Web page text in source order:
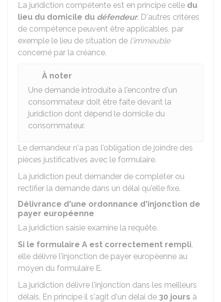
La juridiction compétente est en principe celle du
lieu du domicile du défendeur. D'autres critères
de compétence peuvent être applicables, par
exemple le lieu de situation de l'immeuble
concerné par la créance.
À noter
Une demande introduite à l'encontre d'un
consommateur doit être faite devant la
juridiction dont dépend le domicile du
consommateur.
Le demandeur n'a pas l'obligation de joindre des
pièces justificatives avec le formulaire.
La juridiction peut demander de compléter ou
rectifier la demande dans un délai qu'elle fixe.
Délivrance d'une ordonnance d'injonction de
payer européenne
La juridiction saisie examine la requête.
Si le formulaire A est correctement rempli,
elle délivre l'injonction de payer européenne au
moyen du formulaire E.
La juridiction délivre l'injonction dans les meilleurs
délais. En principe il s'agit d'un délai de 30 jours à